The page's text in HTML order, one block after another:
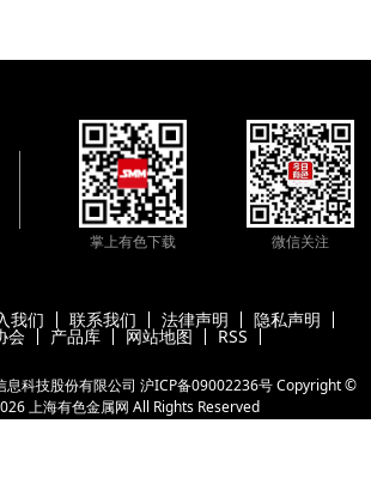
掌上有色下载 微信关注
我们 联系我们 法律声明 隐私声明
会 产品库 网站地图 RSS
科技股份有限公司 沪ICP备09002236号Copyright ©
上海有色金属网 All Rights Reserved